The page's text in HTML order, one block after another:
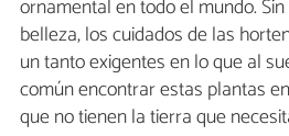
ornamental en todo el mundo.
belleza, los cuidados de las
un tanto exigentes en lo que al
común encontrar estas plantas
que no tienen la tierra que